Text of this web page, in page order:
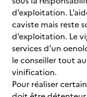
d’exploitation.
caviste mais reste
d’exploitation. Le
services d’un
le conseiller tout
vinification.
Pour réaliser